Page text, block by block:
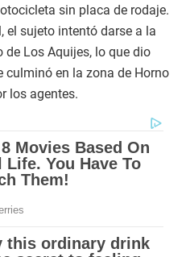
sin placa de rodaje.
el sujeto intentó darse a la
Los Aquijes, lo que dio
culminó en la zona de Horno
los agentes.